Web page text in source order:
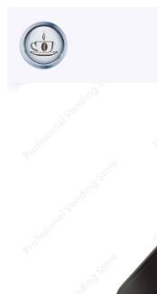
Sari
conținut